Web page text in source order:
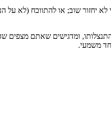
לא יחזור שוב; או להתווכח (לא
ומדגישים שאתם מצפים
משמעי.